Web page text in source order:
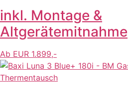
inkl. Montage &
Altgerätemitnahme
Ab EUR 1.899,-